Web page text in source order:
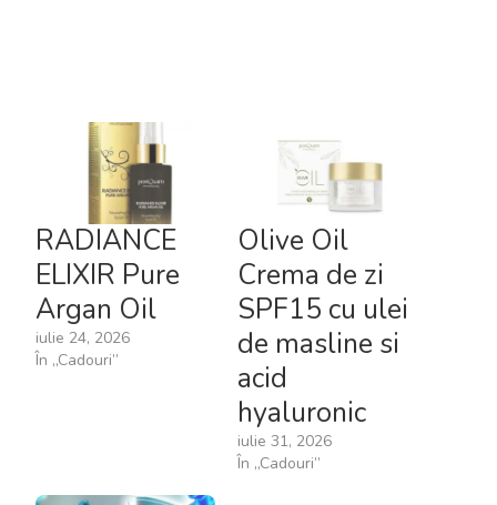
RADIANCE
ELIXIR Pure
Argan Oil
iulie 24, 2026
În „Cadouri”
Olive Oil
Crema de zi
SPF15 cu ulei
de masline si
acid
hyaluronic
iulie 31, 2026
În „Cadouri”